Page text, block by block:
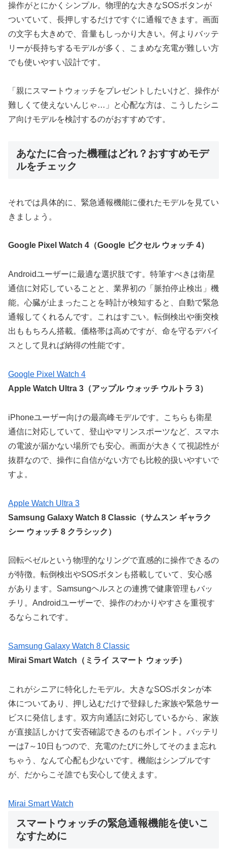
操作がとにかくシンプル。物理的な大きなSOSボタンが
ついていて、長押しするだけですぐに通報できます。画面
の文字も大きめで、音量もしっかり大きい。何よりバッテ
リーが長持ちするモデルが多く、こまめな充電が難しい方
でも使いやすい設計です。
「親にスマートウォッチをプレゼントしたいけど、操作が
難しくて使えないんじゃ…」と心配な方は、こうしたシニ
ア向けモデルを検討するのがおすすめです。
あなたに合った機種はどれ？おすすめモデ
ルをチェック
それでは具体的に、緊急通報機能に優れたモデルを見てい
きましょう。
Google Pixel Watch 4（Google ピクセル ウォッチ 4）
Androidユーザーに最適な選択肢です。特筆すべきは衛星
通信に対応していることと、業界初の「脈拍停止検出」機
能。心臓が止まったことを時計が検知すると、自動で緊急
通報してくれるんです。これはすごい。転倒検出や衝突検
出ももちろん搭載。価格帯は高めですが、命を守るデバイ
スとして見れば納得の性能です。
Google Pixel Watch 4
Apple Watch Ultra 3（アップル ウォッチ ウルトラ 3）
iPhoneユーザー向けの最高峰モデルです。こちらも衛星
通信に対応していて、登山やマリンスポーツなど、スマホ
の電波が届かない場所でも安心。画面が大きくて視認性が
抜群なので、操作に自信がない方でも比較的扱いやすいで
すよ。
Apple Watch Ultra 3
Samsung Galaxy Watch 8 Classic（サムスン ギャラク
シー ウォッチ 8 クラシック）
回転ベゼルという物理的なリングで直感的に操作できるの
が特徴。転倒検出やSOSボタンも搭載していて、安心感
があります。Samsungヘルスとの連携で健康管理もバッ
チリ。Androidユーザーで、操作のわかりやすさを重視す
るならこれです。
Samsung Galaxy Watch 8 Classic
Mirai Smart Watch（ミライ スマート ウォッチ）
これがシニアに特化したモデル。大きなSOSボタンが本
体についてあり、押し込むだけで登録した家族や緊急サー
ビスに発信します。双方向通話に対応しているから、家族
が直接話しかけて安否確認できるのもポイント。バッテリ
ーは7～10日もつので、充電のたびに外してそのまま忘れ
ちゃう、なんて心配も少ないです。機能はシンプルです
が、だからこそ誰でも安心して使えます。
Mirai Smart Watch
スマートウォッチの緊急通報機能を使いこ
なすために